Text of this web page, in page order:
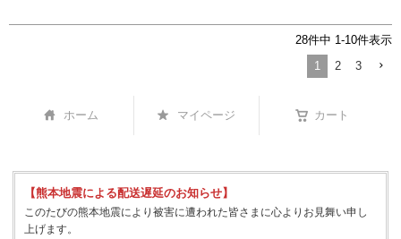
28件中 1-10件表示
1
2 3
ホーム マイページ カート
【熊本地震による配送遅延のお知らせ】
このたびの熊本地震により被害に遭われた皆さまに心よりお見舞い申し
上げます。